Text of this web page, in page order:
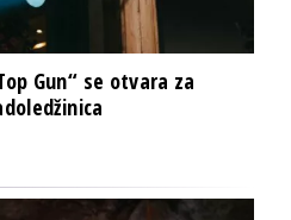
Gun“ se otvara za